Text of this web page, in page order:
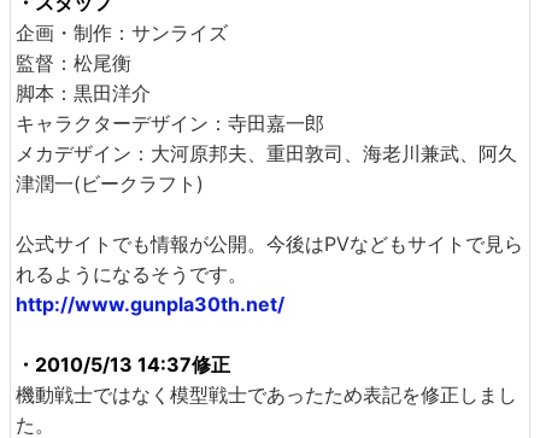
企画・制作：サンライズ
監督：松尾衡
脚本：黒田洋介
キャラクターデザイン：寺田嘉一郎
メカデザイン：大河原邦夫、重田敦司、海老川兼武、阿久
津潤一(ビークラフト)
公式サイトでも情報が公開。今後はPVなどもサイトで見ら
れるようになるそうです。
http://www.gunpla30th.net/
・2010/5/13 14:37修正
機動戦士ではなく模型戦士であったため表記を修正しまし
た。